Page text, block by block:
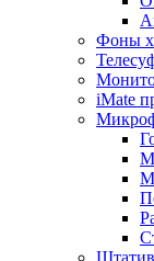
Фоны
iMate